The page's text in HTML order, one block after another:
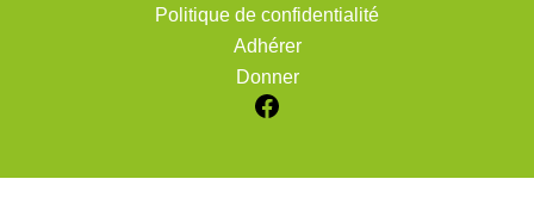
Politique de confidentialité
Adhérer
Donner
Facebook